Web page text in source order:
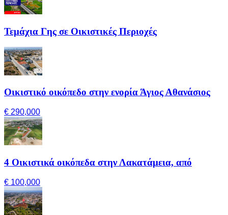
Τεμάχια Γης σε Οικιστικές Περιοχές
Οικιστικό οικόπεδο στην ενορία Άγιος Αθανάσιος
€ 290,000
4 Οικιστικά οικόπεδα στην Λακατάμεια, από
€ 100,000